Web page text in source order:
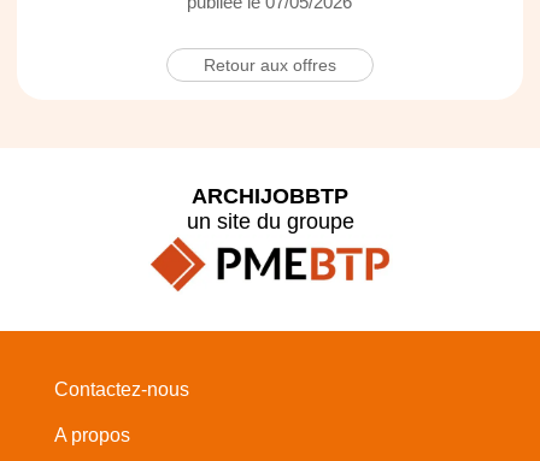
Retour aux offres
ARCHIJOBBTP
un site du groupe
Contactez-nous
A propos